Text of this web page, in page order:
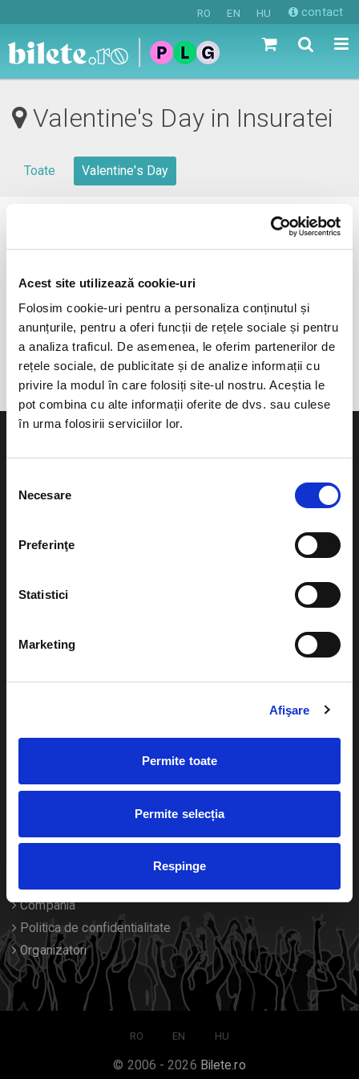
Acest site utilizează cookie-uri
Folosim cookie-uri pentru a personaliza conținutul și
anunțurile, pentru a oferi funcții de rețele sociale și pentru
a analiza traficul. De asemenea, le oferim partenerilor de
rețele sociale, de publicitate și de analize informații cu
privire la modul în care folosiți site-ul nostru. Aceștia le
pot combina cu alte informații oferite de dvs. sau culese
în urma folosirii serviciilor lor.
consimțământului
Necesare
Preferinţe
Statistici
Marketing
Afişare
Permite toate
Permite selecția
Respinge
RO EN HU contact
Valentine's Day in Insuratei
Toate Valentine's Day
0 evenimente in viitorul apropiat
anunta-ma pe email cand apare urmatorul eveniment la
Insuratei
Evenimente
Teatru
festivaluri
Diverse
Despre noi
Contact
Compania
Politica de confidentialitate
Organizatori
RO EN HU
© 2006 - 2026 Bilete.ro